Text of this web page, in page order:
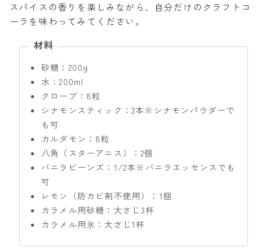
スパイスの香りを楽しみながら、自分だけのクラフトコ
ーラを味わってみてください。
材料
砂糖：200g
水：200ml
クローブ：8粒
シナモンスティック：2本※シナモンパウダーで
も可
カルダモン：8粒
八角（スターアニス）：2個
バニラビーンズ：1/2本※バニラエッセンスでも
可
レモン（防カビ剤不使用）：1個
カラメル用砂糖：大さじ3杯
カラメル用氷：大さじ1杯